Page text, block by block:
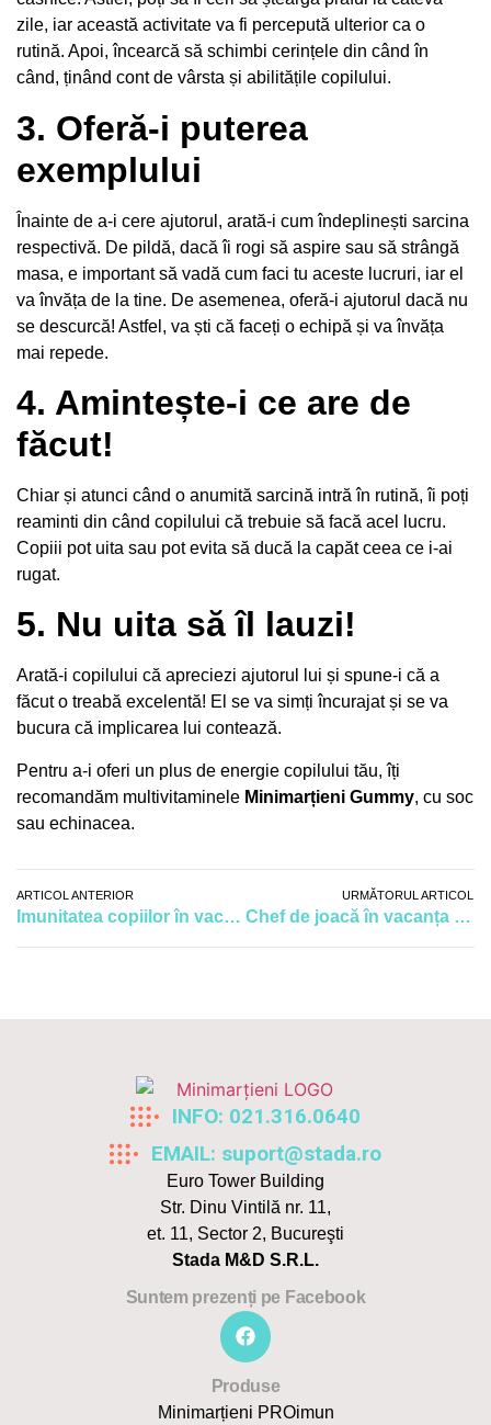
zile, iar această activitate va fi percepută ulterior ca o
rutină. Apoi, încearcă să schimbi cerințele din când în
când, ținând cont de vârsta și abilitățile copilului.
3. Oferă-i puterea
exemplului
Înainte de a-i cere ajutorul, arată-i cum îndeplinești sarcina
respectivă. De pildă, dacă îi rogi să aspire sau să strângă
masa, e important să vadă cum faci tu aceste lucruri, iar el
va învăța de la tine. De asemenea, oferă-i ajutorul dacă nu
se descurcă! Astfel, va ști că faceți o echipă și va învăța
mai repede.
4. Amintește-i ce are de
făcut!
Chiar și atunci când o anumită sarcină intră în rutină, îi poți
reaminti din când copilului că trebuie să facă acel lucru.
Copiii pot uita sau pot evita să ducă la capăt ceea ce i-ai
rugat.
5. Nu uita să îl lauzi!
Arată-i copilului că apreciezi ajutorul lui și spune-i că a
făcut o treabă excelentă! El se va simți încurajat și se va
bucura că implicarea lui contează.
Pentru a-i oferi un plus de energie copilului tău, îți
recomandăm multivitaminele Minimarțieni Gummy, cu soc
sau echinacea.
ARTICOL ANTERIOR
Imunitatea copiilor în vacanța de primăvară. Cum îți protejezi copilul de gripă și răceli
URMĂTORUL ARTICOL
Chef de joacă în vacanța de vară! Activități distractive pentru copilul tău
INFO: 021.316.0640
EMAIL: suport@stada.ro
Euro Tower Building
Str. Dinu Vintilă nr. 11,
et. 11, Sector 2, Bucureşti
Stada M&D S.R.L.
Suntem prezenți pe Facebook
Produse
Minimarțieni PROimun